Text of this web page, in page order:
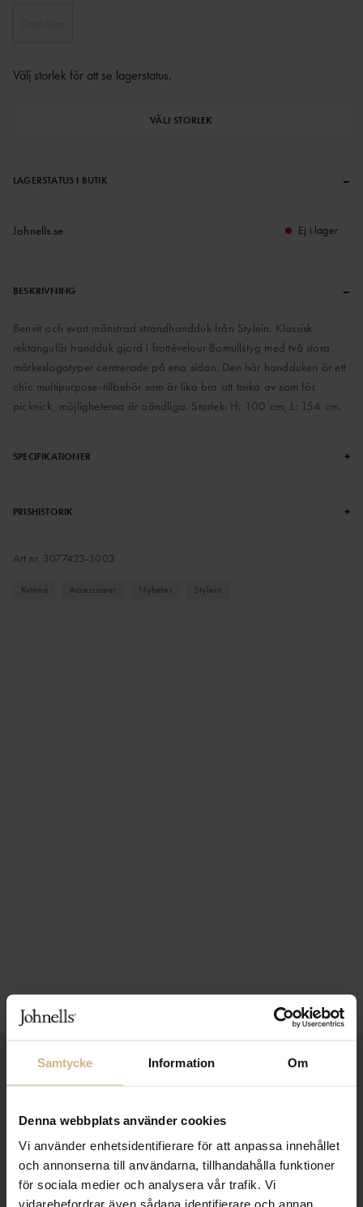
Samtycke Information Om
Denna webbplats använder cookies
Vi använder enhetsidentifierare för att anpassa innehållet
och annonserna till användarna, tillhandahålla funktioner
för sociala medier och analysera vår trafik. Vi
vidarebefordrar även sådana identifierare och annan
Välj storlek för att se lagerstatus.
VÄLJ STORLEK
LAGERSTATUS I BUTIK –
Johnells.se Ej i lager
BESKRIVNING –
Benvit och svart mönstrad strandhandduk från Stylein. Klassisk
rektangulär handduk gjord i frottévelour Bomullstyg med två stora
märkeslogotyper centrerade på ena sidan. Den här handduken är ett
chic multipurpose-tillbehör som är lika bra att torka av som för
picknick, möjligheterna är oändliga. Storlek: H: 100 cm, L: 154 cm.
SPECIFIKATIONER +
PRISHISTORIK +
Art.nr. 3077423-3003
Kvinna Accessoarer Nyheter Stylein
1-3 VARDAGARS LEVERANS
SAMLA BONUS I KUNDKLUBBEN